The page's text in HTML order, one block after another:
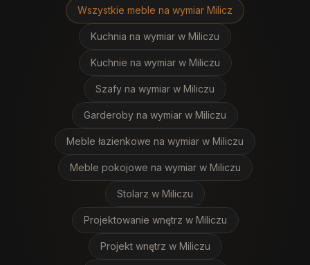
Wszystkie meble na wymiar Milicz
Kuchnia na wymiar w Miliczu
Kuchnie na wymiar w Miliczu
Szafy na wymiar w Miliczu
Garderoby na wymiar w Miliczu
Meble łazienkowe na wymiar w Miliczu
Meble pokojowe na wymiar w Miliczu
Stolarz w Miliczu
Projektowanie wnętrz w Miliczu
Projekt wnętrz w Miliczu